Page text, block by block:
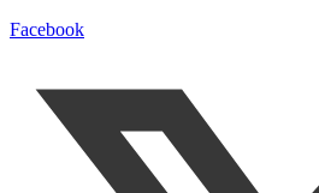
Facebook